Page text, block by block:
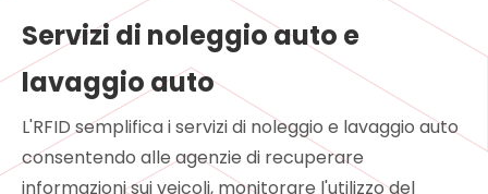
Servizi di noleggio auto e
lavaggio auto
L'RFID semplifica i servizi di noleggio e lavaggio auto
consentendo alle agenzie di recuperare
informazioni sui veicoli, monitorare l'utilizzo del